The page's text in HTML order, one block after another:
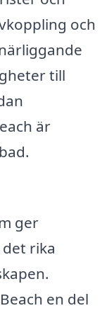
och
till
är
ger
rika
en del